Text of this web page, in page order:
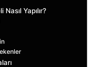
Yapılır?